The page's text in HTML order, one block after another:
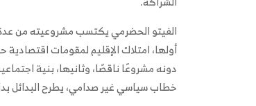
الفيتو الحضرمي يكتسب مشروعيته من
أولها، امتلاك الإقليم لمقومات
دونه مشروعًا ناقصًا، وثانيها، بنية
خطاب سياسي غير صدامي، يطرح البدائل